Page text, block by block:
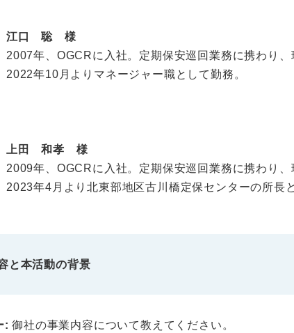
江口 聡 様
2007年、OGCRに入社。定期保安巡回業務に携わり
2022年10月よりマネージャー職として勤務。
上田 和孝 様
2009年、OGCRに入社。定期保安巡回業務に携わり
2023年4月より北東部地区古川橋定保センターの所長
と本活動の背景
: 御社の事業内容について教えてください。